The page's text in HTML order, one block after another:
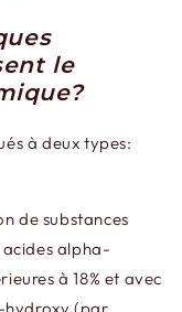
le
à deux types:
de substances
alpha-
à 18% et avec